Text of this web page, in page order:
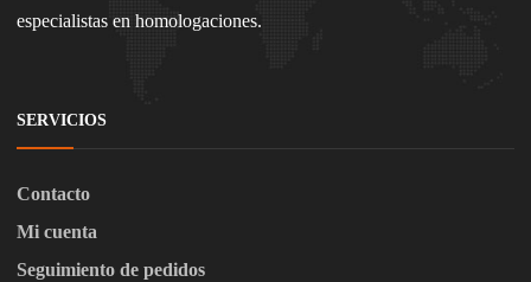
especialistas en homologaciones.
SERVICIOS
Contacto
Mi cuenta
Seguimiento de pedidos